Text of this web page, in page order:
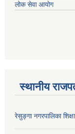
लोक सेवा आयोग
स्थानीय
रेसुङ्गा नगरपालिका